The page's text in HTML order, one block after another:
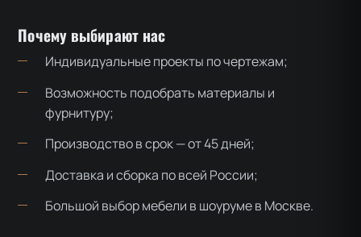
Почему выбирают нас
Индивидуальные проекты по чертежам;
Возможность подобрать материалы и
фурнитуру;
Производство в срок — от 45 дней;
Доставка и сборка по всей России;
Большой выбор мебели в шоуруме в Москве.